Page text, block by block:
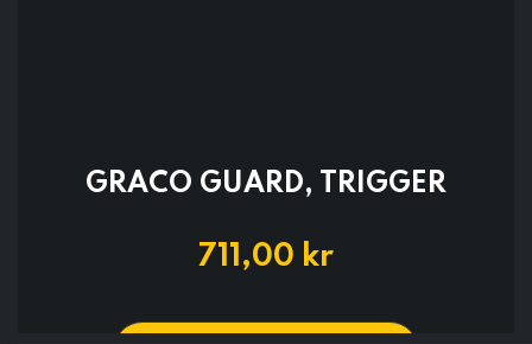
GRACO GUARD, TRIGGER
711,00 kr